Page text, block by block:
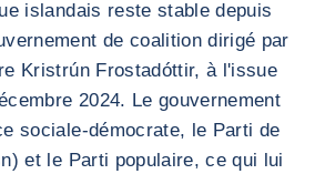
islandais reste stable depuis
de coalition dirigé par
Kristrún Frostadóttir, à l'issue
2024. Le gouvernement
sociale-démocrate, le Parti de
et le Parti populaire, ce qui lui